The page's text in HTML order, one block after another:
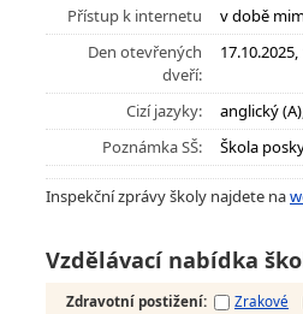
Přístup k internetu
v době
Den otevřených
dveří:
Cizí jazyky:
anglický
Poznámka SŠ:
Škola
Inspekční zprávy školy najdete na
Vzdělávací nabídka
Zdravotní postižení: Zrakové